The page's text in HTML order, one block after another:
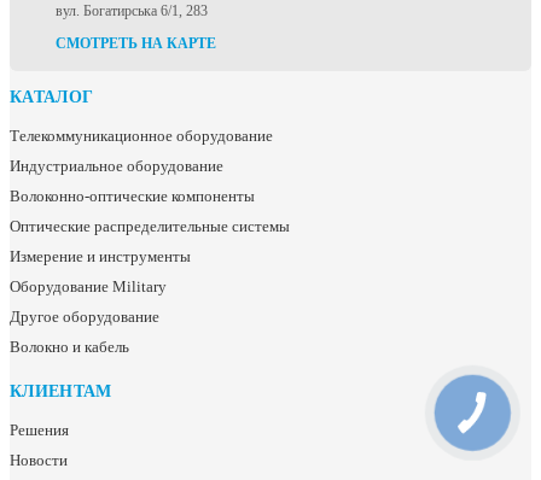
вул. Богатирська 6/1, 283
СМОТРЕТЬ НА КАРТЕ
КАТАЛОГ
Телекоммуникационное оборудование
Индустриальное оборудование
Волоконно-оптические компоненты
Оптические распределительные системы
Измерение и инструменты
Оборудование Military
Другое оборудование
Волокно и кабель
КЛИЕНТАМ
Решения
Новости